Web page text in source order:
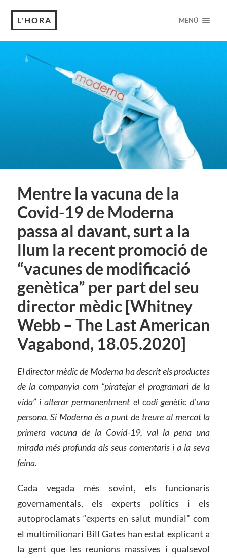
L'HORA MENÚ
Mentre la vacuna de la
Covid-19 de Moderna
passa al davant, surt a la
llum la recent promoció de
“vacunes de modificació
genètica” per part del seu
director mèdic [Whitney
Webb – The Last American
Vagabond, 18.05.2020]
El director mèdic de Moderna ha descrit els productes
de la companyia com “piratejar el programari de la
vida” i alterar permanentment el codi genètic d’una
persona. Si Moderna és a punt de treure al mercat la
primera vacuna de la Covid-19, val la pena una
mirada més profunda als seus comentaris i a la seva
feina.
Cada vegada més sovint, els funcionaris
governamentals, els experts polítics i els
autoproclamats “experts en salut mundial” com
el multimilionari Bill Gates han estat explicant a
la gent que les reunions massives i qualsevol